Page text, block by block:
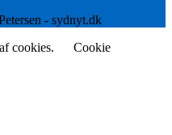
- sydnyt.dk
cookies.
Cookie